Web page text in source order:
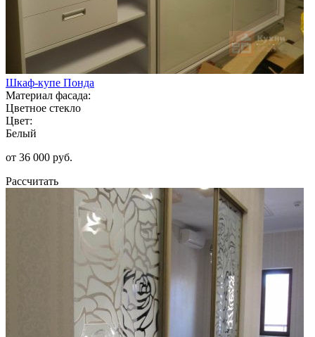
Шкаф-купе Понда
Материал фасада:
Цветное стекло
Цвет:
Белый
от 36 000 руб.
Рассчитать